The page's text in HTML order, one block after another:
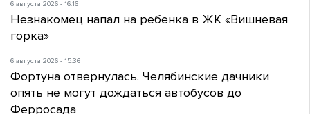
6 августа 2026 - 16:16
Незнакомец напал на ребенка в ЖК «Вишневая
горка»
6 августа 2026 - 15:36
Фортуна отвернулась. Челябинские дачники
опять не могут дождаться автобусов до
Ферросада